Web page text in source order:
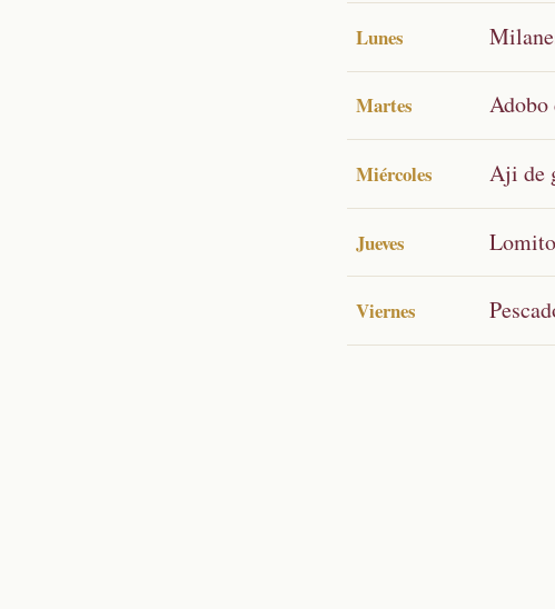
Lunes
Martes Adobo
Miércoles Aji de
Jueves
Viernes